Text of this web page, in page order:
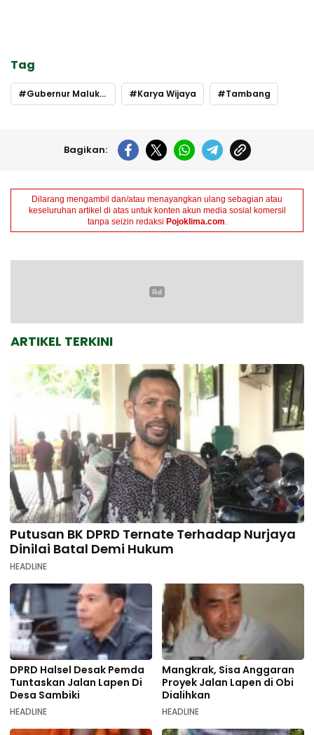
Tag
Gubernur Maluku Utara Karya Wijaya Tambang
Bagikan:
Dilarang mengambil dan/atau menayangkan ulang sebagian atau
keseluruhan artikel di atas untuk konten akun media sosial komersil
tanpa seizin redaksi Pojoklima.com.
ARTIKEL TERKINI
Putusan BK DPRD Ternate Terhadap Nurjaya
Dinilai Batal Demi Hukum
HEADLINE
DPRD Halsel Desak Pemda
Tuntaskan Jalan Lapen Di
Desa Sambiki
HEADLINE
Mangkrak, Sisa Anggaran
Proyek Jalan Lapen di Obi
Dialihkan
HEADLINE